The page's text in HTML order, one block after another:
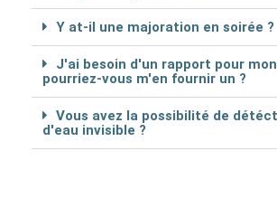
Y at-il une majoration en soirée ?
J'ai besoin d'un rapport pour
pourriez-vous m'en fournir un ?
Vous avez la possibilité de
d'eau invisible ?